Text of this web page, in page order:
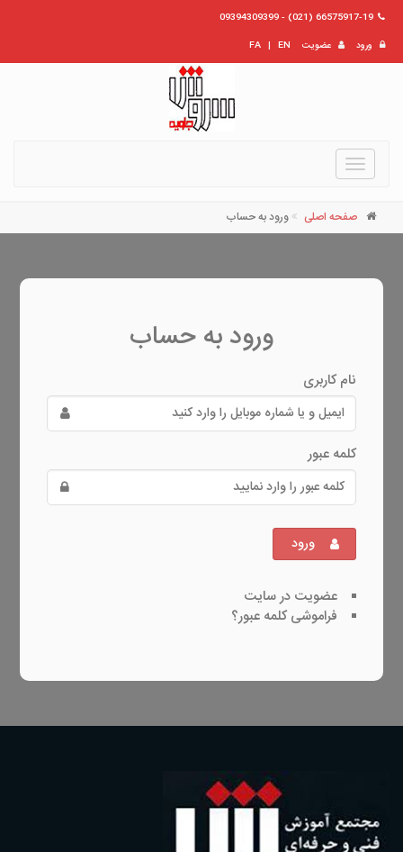
66575917-19 (021) - 09394309399
ورود
عضویت EN
|
FA
Toggle
navigation
صفحه اصلی ورود به حساب
ورود به حساب
نام کاربری
کلمه عبور
ورود
عضویت در سایت
فراموشی کلمه عبور؟